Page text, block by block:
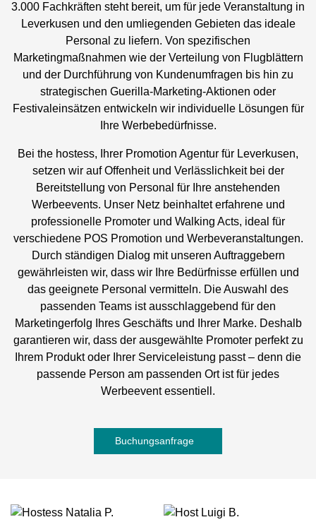
3.000 Fachkräften steht bereit, um für jede Veranstaltung in
Leverkusen und den umliegenden Gebieten das ideale
Personal zu liefern. Von spezifischen
Marketingmaßnahmen wie der Verteilung von Flugblättern
und der Durchführung von Kundenumfragen bis hin zu
strategischen Guerilla-Marketing-Aktionen oder
Festivaleinsätzen entwickeln wir individuelle Lösungen für
Ihre Werbebedürfnisse.
Bei the hostess, Ihrer Promotion Agentur für Leverkusen,
setzen wir auf Offenheit und Verlässlichkeit bei der
Bereitstellung von Personal für Ihre anstehenden
Werbeevents. Unser Netz beinhaltet erfahrene und
professionelle Promoter und Walking Acts, ideal für
verschiedene POS Promotion und Werbeveranstaltungen.
Durch ständigen Dialog mit unseren Auftraggebern
gewährleisten wir, dass wir Ihre Bedürfnisse erfüllen und
das geeignete Personal vermitteln. Die Auswahl des
passenden Teams ist ausschlaggebend für den
Marketingerfolg Ihres Geschäfts und Ihrer Marke. Deshalb
garantieren wir, dass der ausgewählte Promoter perfekt zu
Ihrem Produkt oder Ihrer Serviceleistung passt – denn die
passende Person am passenden Ort ist für jedes
Werbeevent essentiell.
Buchungsanfrage